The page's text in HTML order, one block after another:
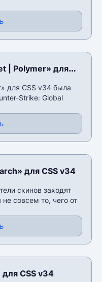
| Polymer» для
для CSS v34 была
Strike: Global
для CSS v34
скинов заходят
совсем то, чего от
CSS v34